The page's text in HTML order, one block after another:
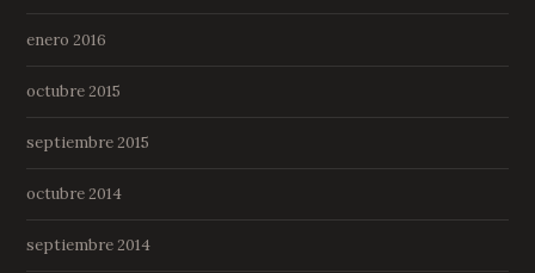
enero 2016
octubre 2015
septiembre 2015
octubre 2014
septiembre 2014